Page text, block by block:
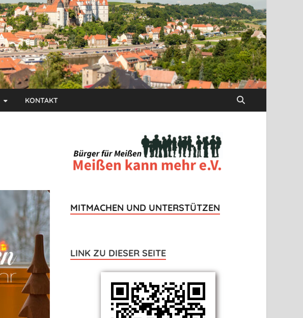
KONTAKT
MITMACHEN UND UNTERSTÜTZEN
LINK ZU DIESER SEITE